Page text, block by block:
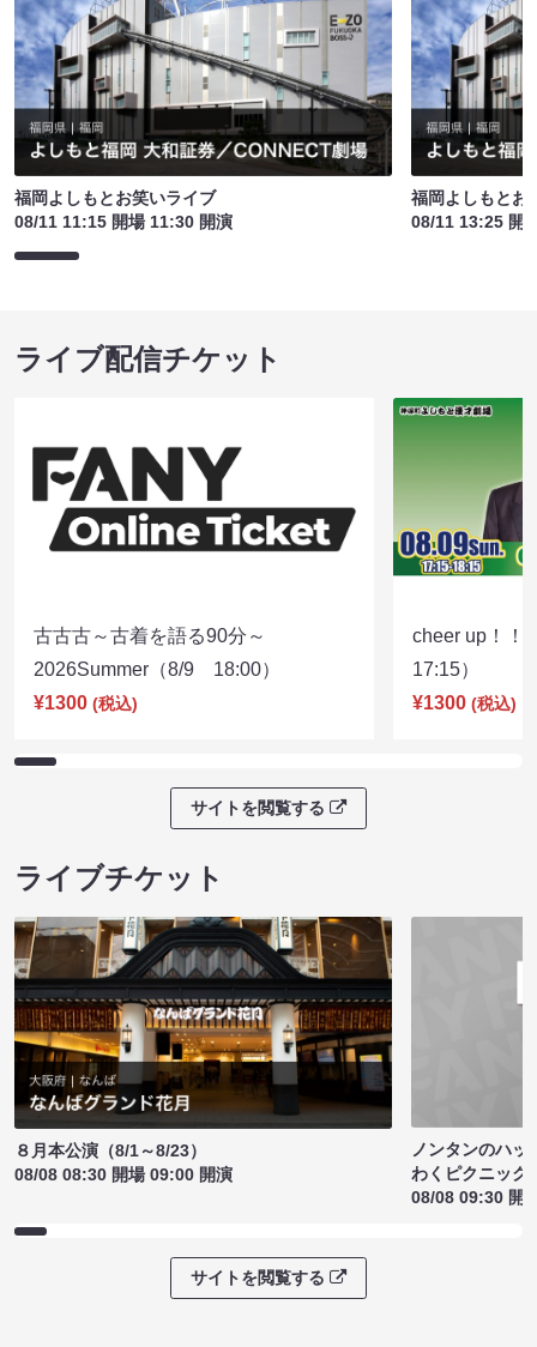
福岡よしもとお笑いライブ
08/11 11:15 開場 11:30 開演
福岡よしもとお
08/11 13:25 開
ライブ配信チケット
古古古～古着を語る90分～
2026Summer（8/9 18:00）
¥1300 (税込)
cheer up！
17:15）
¥1300 (税込)
サイトを閲覧する
ライブチケット
８月本公演（8/1～8/23）
08/08 08:30 開場 09:00 開演
ノンタンのハッ
わくピクニック
08/08 09:30 開
サイトを閲覧する